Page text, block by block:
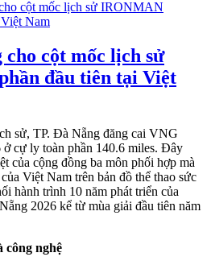
cho cột mốc lịch sử
đầu tiên tại Việt
sử, TP. Đà Nẵng đăng cai VNG
cự ly toàn phần 140.6 miles. Đây
của cộng đồng ba môn phối hợp mà
Việt Nam trên bản đồ thể thao sức
hành trình 10 năm phát triển của
2026 kể từ mùa giải đầu tiên năm
công nghệ